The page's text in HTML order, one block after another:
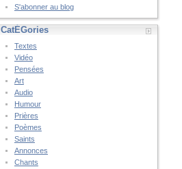
S'abonner au blog
CatÉGories
Textes
Vidéo
Pensées
Art
Audio
Humour
Prières
Poèmes
Saints
Annonces
Chants